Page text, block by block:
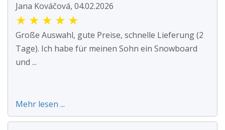
Jana Kováčová, 04.02.2026
★ ★ ★ ★ ★
Große Auswahl, gute Preise, schnelle Lieferung (2
Tage). Ich habe für meinen Sohn ein Snowboard
und ...
Mehr lesen ...